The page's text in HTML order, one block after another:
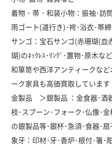
着物・帯・和装小物：振袖･訪
雨ゴート(道行き)･袴･浴衣･帯
サンゴ：宝石サンゴ(赤珊瑚(血
瑚)のﾈｯｸﾚｽ･ﾘﾝｸﾞ･置物･原木など
和箪笥や西洋アンティークな
ーク家具も高価買取しています
金製品 ＞銀製品 ：金食器･酒
枝･スプーン･フォーク･仏像･
の銀製品等･銀杯･急須･食器･
象牙：印材･牙･香炉･根付･箸･